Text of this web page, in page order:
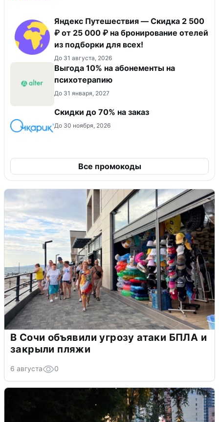
Яндекс Путешествия — Скидка 2 500
₽ от 25 000 ₽ на бронирование отелей
из подборки для всех!
До 31 августа, 2026
Выгода 10% на абонементы на
психотерапию
До 31 января, 2027
Скидки до 70% на заказ
До 30 ноября, 2026
Все промокоды
В Сочи объявили угрозу атаки БПЛА и
закрыли пляжи
6 августа 0